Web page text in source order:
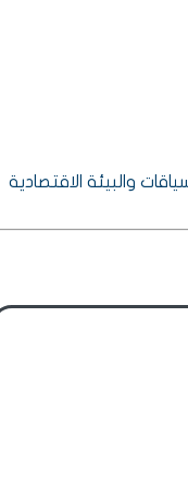
والبيئة الاقتصادية